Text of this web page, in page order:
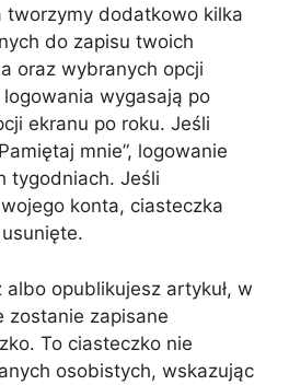
tworzymy dodatkowo kilka
do zapisu twoich
oraz wybranych opcji
wygasają po
ekranu po roku. Jeśli
mnie”, logowanie
tygodniach. Jeśli
konta, ciasteczka
opublikujesz artykuł, w
zostanie zapisane
To ciasteczko nie
osobistych, wskazując